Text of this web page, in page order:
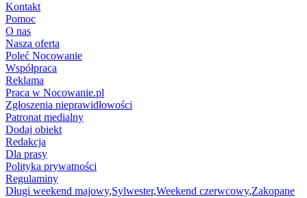
Kontakt
Pomoc
O nas
Nasza oferta
Poleć Nocowanie
Współpraca
Reklama
Praca w Nocowanie.pl
Zgłoszenia nieprawidłowości
Patronat medialny
Dodaj obiekt
Redakcja
Dla prasy
Polityka prywatności
Regulaminy
Długi weekend majowy,Sylwester,Weekend czerwcowy,Zakopane